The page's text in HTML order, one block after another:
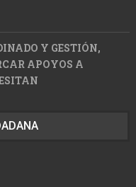
Y GESTIÓN,
APOYOS A